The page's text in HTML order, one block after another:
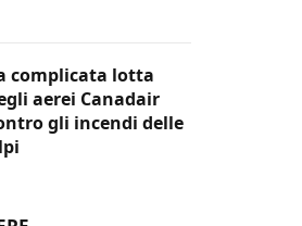
complicata lotta
aerei Canadair
gli incendi delle